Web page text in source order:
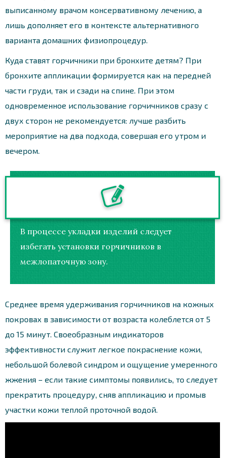
выписанному врачом консервативному лечению, а
лишь дополняет его в контексте альтернативного
варианта домашних физиопроцедур.
Куда ставят горчичники при бронхите детям? При
бронхите аппликации формируется как на передней
части груди, так и сзади на спине. При этом
одновременное использование горчичников сразу с
двух сторон не рекомендуется: лучше разбить
мероприятие на два подхода, совершая его утром и
вечером.
В процессе укладки изделий следует
избегать установки горчичников в
межлопаточную зону.
Среднее время удерживания горчичников на кожных
покровах в зависимости от возраста колеблется от 5
до 15 минут. Своеобразным индикаторов
эффективности служит легкое покраснение кожи,
небольшой болевой синдром и ощущение умеренного
жжения – если такие симптомы появились, то следует
прекратить процедуру, сняв аппликацию и промыв
участки кожи теплой проточной водой.